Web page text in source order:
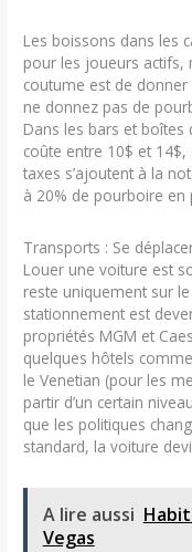
Les boissons dans les
pour les joueurs actifs,
coutume est de
ne donnez pas de
Dans les bars et boîtes
coûte entre 10$ et
taxes s’ajoutent à la
à 20% de pourboire en
Transports : Se
Louer une voiture est
reste uniquement sur
stationnement est
propriétés MGM et
quelques hôtels
le Venetian (pour les
partir d’un certain
que les politiques
standard, la voiture
A lire aussi
Vegas